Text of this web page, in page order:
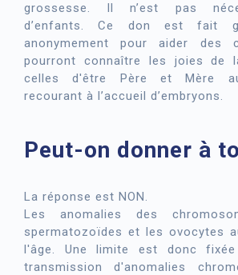
grossesse. Il n’est pas
d’enfants. Ce don est fait
anonymement pour aider des
pourront connaître les joies de
celles d'être Père et Mère
recourant à l’accueil d’embryons.
Peut-on donner à
La réponse est NON.
Les anomalies des
spermatozoïdes et les ovocytes
l'âge. Une limite est donc
transmission d'anomalies